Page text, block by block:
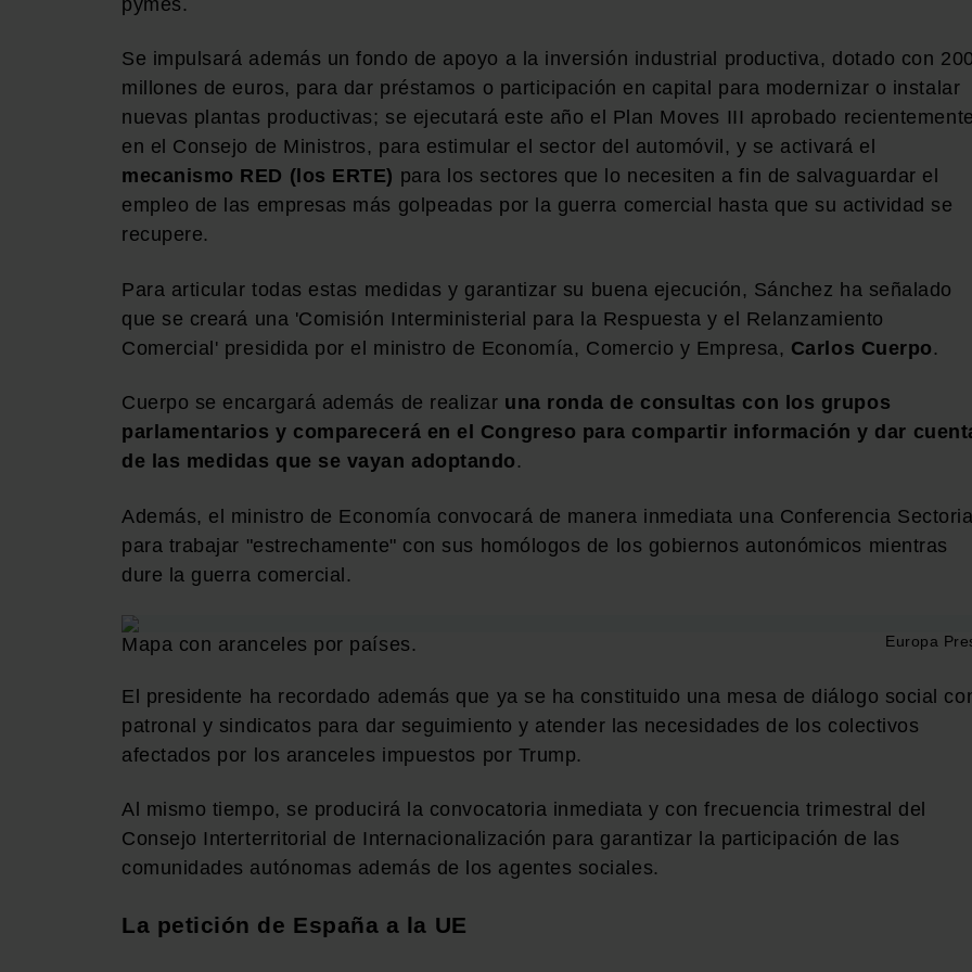
Se impulsará además un fondo de apoyo a la inversión industrial productiva, dotado con 200
millones de euros, para dar préstamos o participación en capital para modernizar o instalar
nuevas plantas productivas; se ejecutará este año el Plan Moves III aprobado recientemente
en el Consejo de Ministros, para estimular el sector del automóvil, y se activará el
mecanismo RED (los ERTE) para los sectores que lo necesiten a fin de salvaguardar el
empleo de las empresas más golpeadas por la guerra comercial hasta que su actividad se
recupere.
Para articular todas estas medidas y garantizar su buena ejecución, Sánchez ha señalado
que se creará una 'Comisión Interministerial para la Respuesta y el Relanzamiento
Comercial' presidida por el ministro de Economía, Comercio y Empresa, Carlos Cuerpo .
Cuerpo se encargará además de realizar una ronda de consultas con los grupos
parlamentarios y comparecerá en el Congreso para compartir información y dar
de las medidas que se vayan adoptando .
Además, el ministro de Economía convocará de manera inmediata una Conferencia
para trabajar "estrechamente" con sus homólogos de los gobiernos autonómicos mientras
dure la guerra comercial.
Mapa con aranceles por países. Europa
El presidente ha recordado además que ya se ha constituido una mesa de diálogo social
patronal y sindicatos para dar seguimiento y atender las necesidades de los colectivos
afectados por los aranceles impuestos por Trump.
Al mismo tiempo, se producirá la convocatoria inmediata y con frecuencia trimestral del
Consejo Interterritorial de Internacionalización para garantizar la participación de las
comunidades autónomas además de los agentes sociales.
La petición de España a la UE